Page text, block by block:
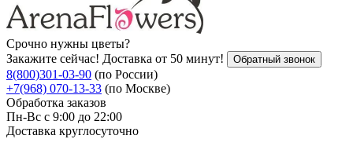
Срочно нужны цветы?
Закажите сейчас! Доставка от 50 минут!
Обратный звонок
8(800)301-03-90 (по России)
+7(968) 070-13-33 (по Москве)
Обработка заказов
Пн-Вс с 9:00 до 22:00
Доставка круглосуточно